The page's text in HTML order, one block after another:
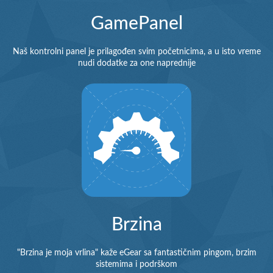
GamePanel
Naš kontrolni panel je prilagođen svim početnicima, a u isto vreme
nudi dodatke za one naprednije
Brzina
"Brzina je moja vrlina" kaže eGear sa fantastičnim pingom, brzim
sistemima i podrškom